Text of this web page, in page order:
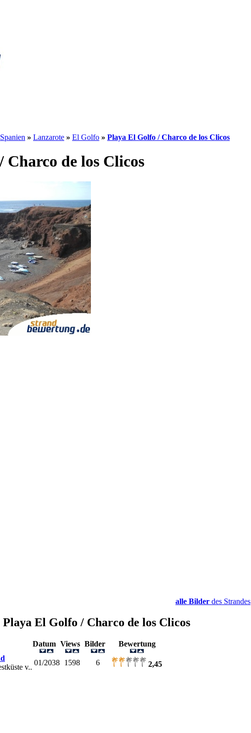
Spanien » Lanzarote » El Golfo » Playa El Golfo / Charco de los Clicos
de los Clicos
alle Bilder des Strandes
Playa El Golfo / Charco de los Clicos
Datum Views Bilder
Bewertung
v..
01/2038 1598 6 2,45